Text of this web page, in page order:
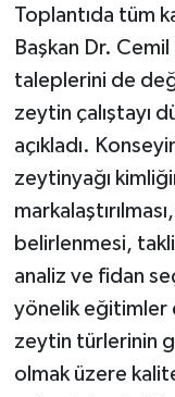
Toplantıda tüm
Başkan Dr.
taleplerini de
zeytin çalıştayı
açıkladı.
zeytinyağı
belirlenmesi,
analiz ve fidan
yönelik eğitimler
zeytin türlerinin
olmak üzere